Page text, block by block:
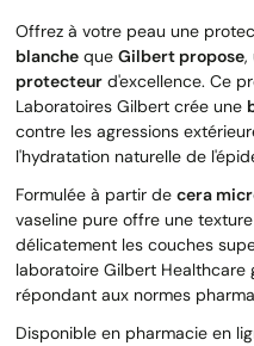
Offrez à votre peau une
blanche que Gilbert propose,
protecteur d'excellence. Ce
Laboratoires Gilbert crée une
contre les agressions
l'hydratation naturelle de
Formulée à partir de cera
vaseline pure offre une
délicatement les couches
laboratoire Gilbert
répondant aux normes
Disponible en pharmacie en